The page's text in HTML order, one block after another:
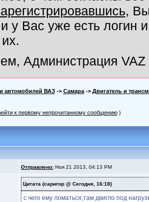
,
у Вас уже есть логин
Администрация VAZ
автомобилей ВАЗ-> Самара-> Двигатель и
к первому непрочитанному сообщению)
Отправлено:Ноя 21 2013, 04:13 PM
Цитата (саригор @ Сегодня, 16:18)
с чего ему ломаться,там двигло под